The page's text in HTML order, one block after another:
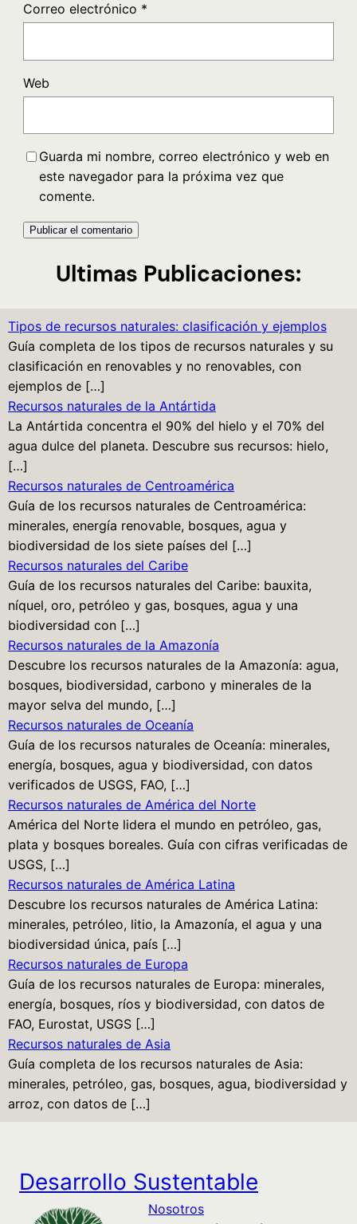
Correo electrónico *
Web
Guarda mi nombre, correo electrónico y web en
este navegador para la próxima vez que
comente.
Ultimas Publicaciones:
Tipos de recursos naturales: clasificación y ejemplos
Guía completa de los tipos de recursos naturales y su
clasificación en renovables y no renovables, con
ejemplos de […]
Recursos naturales de la Antártida
La Antártida concentra el 90% del hielo y el 70% del
agua dulce del planeta. Descubre sus recursos: hielo,
[…]
Recursos naturales de Centroamérica
Guía de los recursos naturales de Centroamérica:
minerales, energía renovable, bosques, agua y
biodiversidad de los siete países del […]
Recursos naturales del Caribe
Guía de los recursos naturales del Caribe: bauxita,
níquel, oro, petróleo y gas, bosques, agua y una
biodiversidad con […]
Recursos naturales de la Amazonía
Descubre los recursos naturales de la Amazonía: agua,
bosques, biodiversidad, carbono y minerales de la
mayor selva del mundo, […]
Recursos naturales de Oceanía
Guía de los recursos naturales de Oceanía: minerales,
energía, bosques, agua y biodiversidad, con datos
verificados de USGS, FAO, […]
Recursos naturales de América del Norte
América del Norte lidera el mundo en petróleo, gas,
plata y bosques boreales. Guía con cifras verificadas de
USGS, […]
Recursos naturales de América Latina
Descubre los recursos naturales de América Latina:
minerales, petróleo, litio, la Amazonía, el agua y una
biodiversidad única, país […]
Recursos naturales de Europa
Guía de los recursos naturales de Europa: minerales,
energía, bosques, ríos y biodiversidad, con datos de
FAO, Eurostat, USGS […]
Recursos naturales de Asia
Guía completa de los recursos naturales de Asia:
minerales, petróleo, gas, bosques, agua, biodiversidad y
arroz, con datos de […]
Desarrollo Sustentable
Nosotros